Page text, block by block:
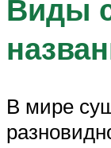
Виды
В мире